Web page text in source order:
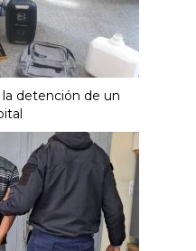
la detención de un